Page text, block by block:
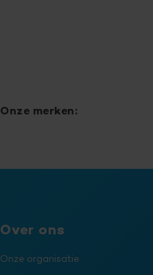
Onze merken:
Over ons
Onze organisatie